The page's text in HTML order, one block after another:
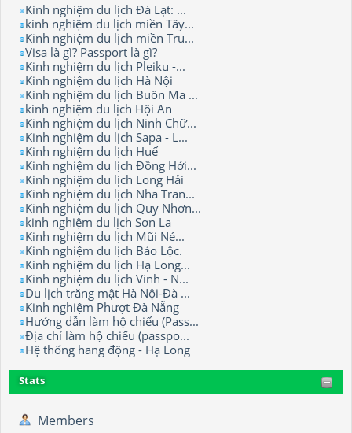
Kinh nghiệm du lịch Đà Lạt: ...
kinh nghiệm du lịch miền Tây...
Kinh nghiệm du lịch miền Tru...
Visa là gì? Passport là gì?
Kinh nghiệm du lịch Pleiku -...
Kinh nghiệm du lịch Hà Nội
Kinh nghiệm du lịch Buôn Ma ...
kinh nghiệm du lịch Hội An
Kinh nghiệm du lịch Ninh Chữ...
Kinh nghiệm du lịch Sapa - L...
Kinh nghiệm du lịch Huế
Kinh nghiệm du lịch Đồng Hới...
Kinh nghiệm du lịch Long Hải
Kinh nghiệm du lịch Nha Tran...
Kinh nghiệm du lịch Quy Nhơn...
kinh nghiệm du lịch Sơn La
Kinh nghiệm du lịch Mũi Né...
Kinh nghiệm du lịch Bảo Lộc.
Kinh nghiệm du lịch Hạ Long...
Kinh nghiệm du lịch Vinh - N...
Du lịch trăng mật Hà Nội-Đà ...
Kinh nghiệm Phượt Đà Nẵng
Hướng dẫn làm hộ chiếu (Pass...
Địa chỉ làm hộ chiếu (passpo...
Hệ thống hang động - Hạ Long
Stats
Members